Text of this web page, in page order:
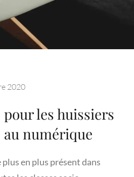
2020
pour les huissiers
au numérique
en plus présent dans